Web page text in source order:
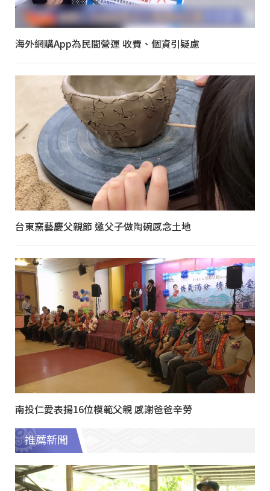
海外網購App為民間營運 收費、個資引疑慮
台東窯藝慶父親節 邀父子做陶碗感念土地
南投仁愛表揚16位模範父親 感謝爸爸辛勞
推薦新聞